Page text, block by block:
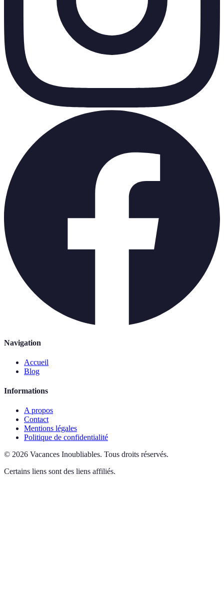
Navigation
Accueil
Blog
Informations
A propos
Contact
Mentions légales
Politique de confidentialité
© 2026 Vacances Inoubliables. Tous droits réservés.
Certains liens sont des liens affiliés.